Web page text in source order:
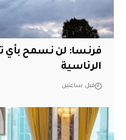
فرنسا: لن نسمح بأي
الرئاسية
قبل ساعتين